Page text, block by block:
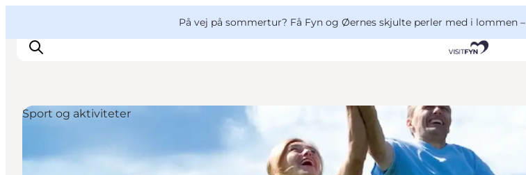
På vej på sommertur? Få Fyn og Øernes skjulte perler med i lommen –
Oplevelser
Sport og aktiviteter